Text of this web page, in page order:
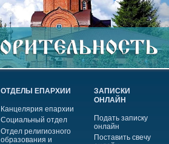
ОТДЕЛЫ ЕПАРХИИ
Канцелярия епархии
Социальный отдел
Отдел религиозного
образования и
ЗАПИСКИ
ОНЛАЙН
Подать записку
онлайн
Поставить свечу